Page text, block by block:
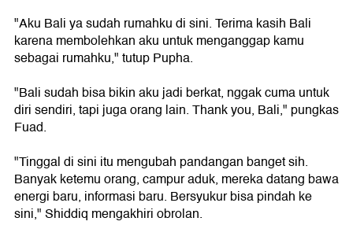
"Aku Bali ya sudah rumahku di sini. Terima kasih Bali
karena membolehkan aku untuk menganggap kamu
sebagai rumahku," tutup Pupha.
"Bali sudah bisa bikin aku jadi berkat, nggak cuma untuk
diri sendiri, tapi juga orang lain. Thank you, Bali," pungkas
Fuad.
"Tinggal di sini itu mengubah pandangan banget sih.
Banyak ketemu orang, campur aduk, mereka datang bawa
energi baru, informasi baru. Bersyukur bisa pindah ke
sini," Shiddiq mengakhiri obrolan.